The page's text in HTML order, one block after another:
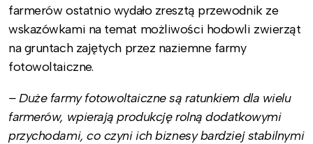
farmerów ostatnio wydało zresztą przewodnik ze
wskazówkami na temat możliwości hodowli zwierząt
na gruntach zajętych przez naziemne farmy
fotowoltaiczne.
– Duże farmy fotowoltaiczne są ratunkiem dla wielu
farmerów, wpierają produkcję rolną dodatkowymi
przychodami, co czyni ich biznesy bardziej stabilnymi